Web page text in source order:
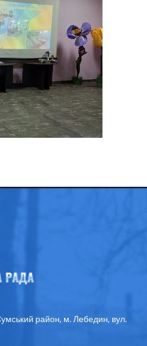
район, м. Лебедин, вул.